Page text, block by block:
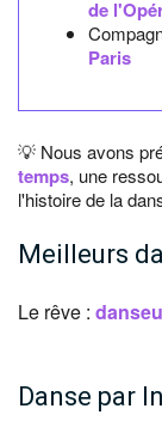
de
Paris
💡 Nous avons
temps, une
l'histoire de la
Meilleurs
Le rêve :
Danse par